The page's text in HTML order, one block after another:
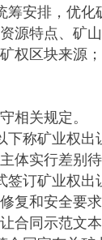
排，优化
特点、矿
区块来源
相关规定。
矿业权出
体实行差别待
订矿业权出
和安全要
同示范文